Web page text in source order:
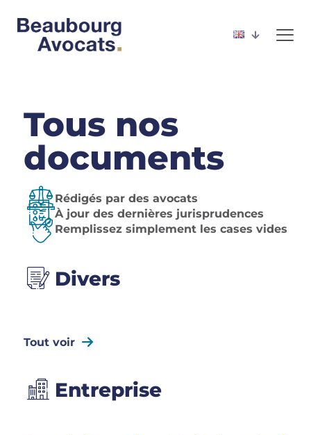
Tous nos
documents
Rédigés par des avocats
À jour des dernières jurisprudences
Remplissez simplement les cases vides
Divers
Tout voir
Entreprise